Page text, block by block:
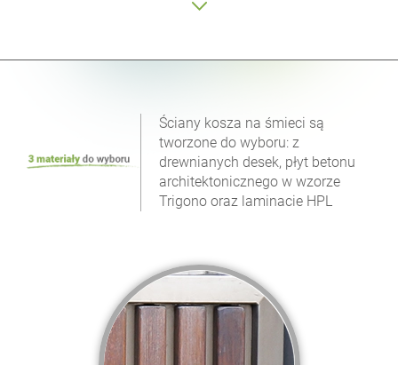
Ściany kosza na śmieci są
tworzone do wyboru: z
drewnianych desek, płyt betonu
architektonicznego w wzorze
Trigono oraz laminacie HPL